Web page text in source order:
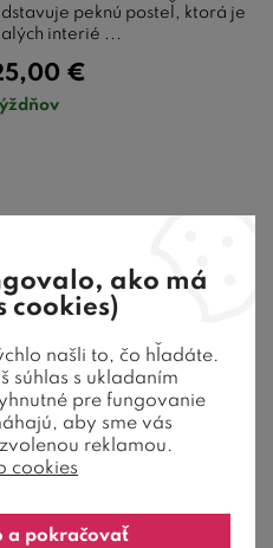
peknú posteľ, ktorá je
interié ...
€
6 farieb
ako má
cookies)
našli to, čo hľadáte.
súhlas s ukladaním
pre fungovanie
aby sme vás
reklamou.
cookies
a pokračovať